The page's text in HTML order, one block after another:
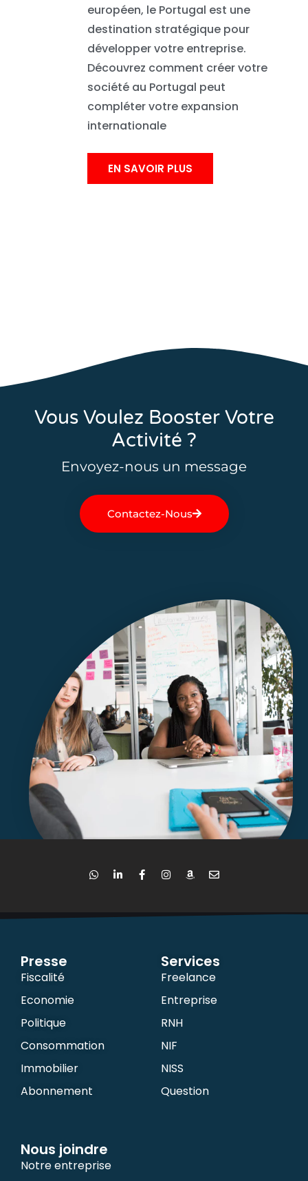
européen, le Portugal est une
destination stratégique pour
développer votre entreprise.
Découvrez comment créer votre
société au Portugal peut
compléter votre expansion
internationale
EN SAVOIR PLUS
Vous Voulez Booster Votre
Activité ?
Envoyez-nous un message
Contactez-Nous
Presse
Fiscalité
Economie
Politique
Consommation
Immobilier
Abonnement
Services
Freelance
Entreprise
RNH
NIF
NISS
Question
Nous joindre
Notre entreprise